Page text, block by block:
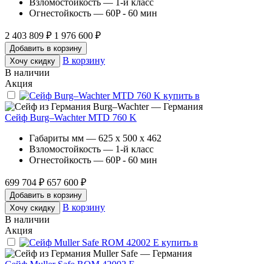
Огнестойкость — 60P - 60 мин
2 403 809 ₽ 1 976 600 ₽
Добавить в корзину
Хочу скидку
В корзину
В наличии
Акция
Burg–Wachter — Германия
Сейф Burg–Wachter MTD 760 K
Габариты мм — 625 x 500 x 462
Взломостойкость — 1-й класс
Огнестойкость — 60P - 60 мин
699 704 ₽ 657 600 ₽
Добавить в корзину
Хочу скидку
В корзину
В наличии
Акция
Muller Safe — Германия